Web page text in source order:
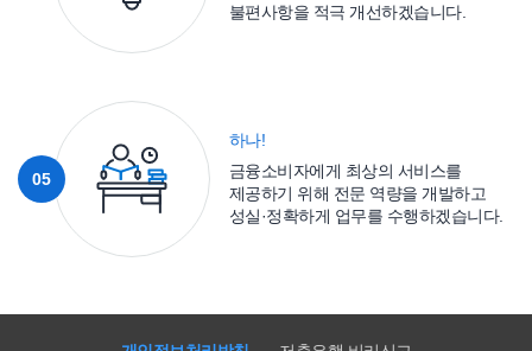
불편사항을 적극 개선하겠습니다.
05
하나!
금융소비자에게 최상의 서비스를
제공하기 위해 전문 역량을 개발하고
성실·정확하게 업무를 수행하겠습니다.